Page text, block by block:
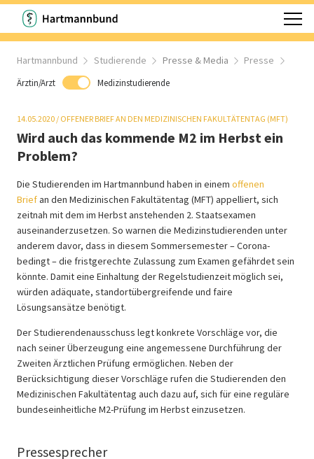
Hartmannbund Studierende Presse & Media Presse
Ärztin/Arzt Medizinstudierende
14.05.2020 / OFFENER BRIEF AN DEN MEDIZINISCHEN FAKULTÄTENTAG (MFT)
Wird auch das kommende M2 im Herbst ein
Problem?
Die Studierenden im Hartmannbund haben in einem offenen
Briefan den Medizinischen Fakultätentag (MFT) appelliert, sich
zeitnah mit dem im Herbst anstehenden 2. Staatsexamen
auseinanderzusetzen. So warnen die Medizinstudierenden unter
anderem davor, dass in diesem Sommersemester – Corona-
bedingt – die fristgerechte Zulassung zum Examen gefährdet sein
könnte. Damit eine Einhaltung der Regelstudienzeit möglich sei,
würden adäquate, standortübergreifende und faire
Lösungsansätze benötigt.
Der Studierendenausschuss legt konkrete Vorschläge vor, die
nach seiner Überzeugung eine angemessene Durchführung der
Zweiten Ärztlichen Prüfung ermöglichen. Neben der
Berücksichtigung dieser Vorschläge rufen die Studierenden den
Medizinischen Fakultätentag auch dazu auf, sich für eine reguläre
bundeseinheitliche M2-Prüfung im Herbst einzusetzen.
Pressesprecher